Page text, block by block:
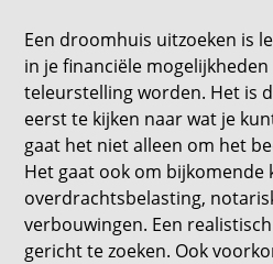
Een droomhuis uitzoeken is
in je financiële
teleurstelling worden. Het is
eerst te kijken naar wat je
gaat het niet alleen om het
Het gaat ook om bijkomende
overdrachtsbelasting,
verbouwingen. Een
gericht te zoeken. Ook